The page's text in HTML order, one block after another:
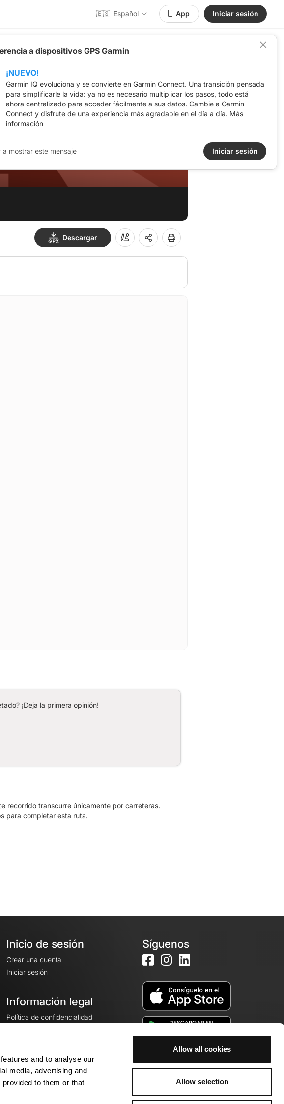
and to analyse our
media, advertising and
to them or that
Allow all cookies
Allow selection
🇪🇸 Español App Iniciar sesión
Descargar
¡Deja la primera opinión!
recorrido transcurre únicamente por carreteras.
para completar esta ruta.
Inicio de sesión
Crear una cuenta
Iniciar sesión
Información legal
Política de confidencialidad
Avisos legales
Configuración de cookies
Síguenos
a dispositivos GPS Garmin
¡NUEVO!
Garmin IQ evoluciona y se convierte en Garmin Connect. Una transición pensada
para simplificarle la vida: ya no es necesario multiplicar los pasos, todo está
ahora centralizado para acceder fácilmente a sus datos. Cambie a Garmin
Connect y disfrute de una experiencia más agradable en el día a día. Más
información
a mostrar este mensaje Iniciar sesión